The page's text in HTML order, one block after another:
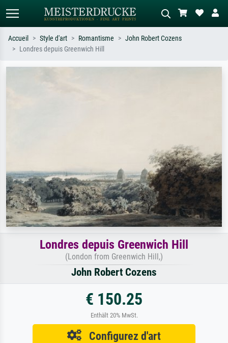
Accueil Style d'art Romantisme
John Robert Cozens
Londres depuis Greenwich Hill
Londres depuis Greenwich Hill
(London from Greenwich Hill,)
John Robert Cozens
€ 150.25
Enthält 20% MwSt.
Configurez d'art